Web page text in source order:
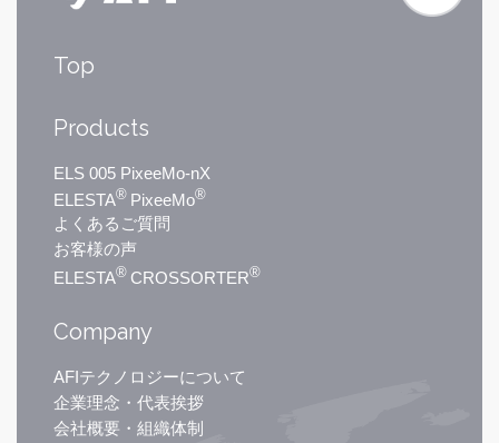
Top
Products
ELS 005 PixeeMo-nX
ELESTA® PixeeMo®
よくあるご質問
お客様の声
ELESTA® CROSSORTER®
Company
AFIテクノロジーについて
企業理念・代表挨拶
会社概要・組織体制